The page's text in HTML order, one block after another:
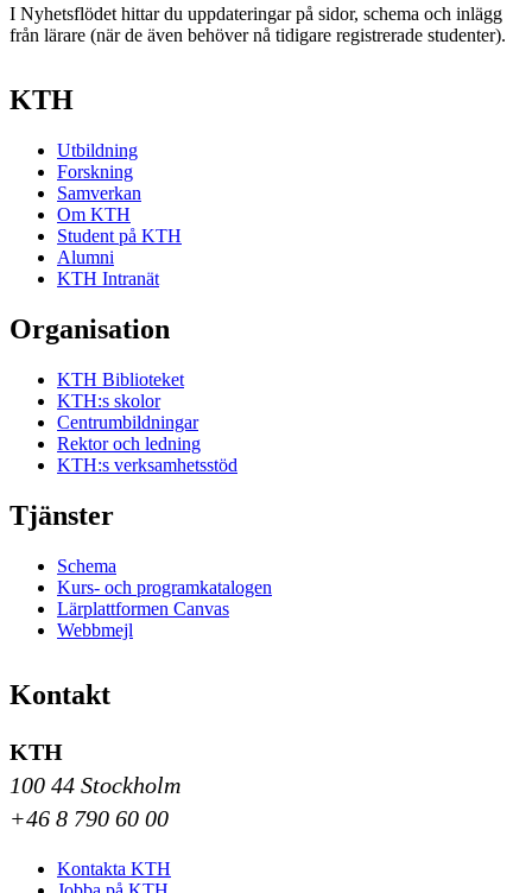
I Nyhetsflödet hittar du uppdateringar på sidor, schema och inlägg
från lärare (när de även behöver nå tidigare registrerade studenter).
KTH
Utbildning
Forskning
Samverkan
Om KTH
Student på KTH
Alumni
KTH Intranät
Organisation
KTH Biblioteket
KTH:s skolor
Centrumbildningar
Rektor och ledning
KTH:s verksamhetsstöd
Tjänster
Schema
Kurs- och programkatalogen
Lärplattformen Canvas
Webbmejl
Kontakt
KTH
100 44 Stockholm
+46 8 790 60 00
Kontakta KTH